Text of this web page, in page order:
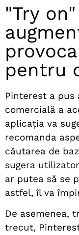
"Try
pentru
Pinterest a
comercială a
aplicația va
recomanda
căutarea de
sugera
ar putea să se
astfel, îl va
De asemenea,
trecut,